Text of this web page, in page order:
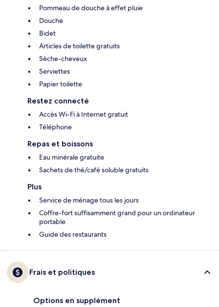
Pommeau de douche à effet pluie
Douche
Bidet
Articles de toilette gratuits
Sèche-cheveux
Serviettes
Papier toilette
Restez connecté
Accès Wi-Fi à Internet gratuit
Téléphone
Repas et boissons
Eau minérale gratuite
Sachets de thé/café soluble gratuits
Plus
Service de ménage tous les jours
Coffre-fort suffisamment grand pour un ordinateur
portable
Guide des restaurants
Frais et politiques
Options en supplément